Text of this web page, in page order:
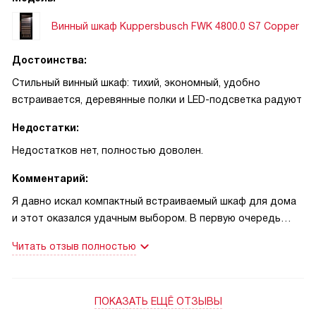
Винный шкаф Kuppersbusch FWK 4800.0 S7 Copper
Достоинства:
Стильный винный шкаф: тихий, экономный, удобно
встраивается, деревянные полки и LED-подсветка радуют
Недостатки:
Недостатков нет, полностью доволен.
Комментарий:
Я давно искал компактный встраиваемый шкаф для дома
и этот оказался удачным выбором. В первую очередь
фурнитурой смотрится аккуратно и дорого, он органично
первого взгляда, выставляю нужную температуру двумя
Читать отзыв полностью
ПОКАЗАТЬ ЕЩЁ ОТЗЫВЫ